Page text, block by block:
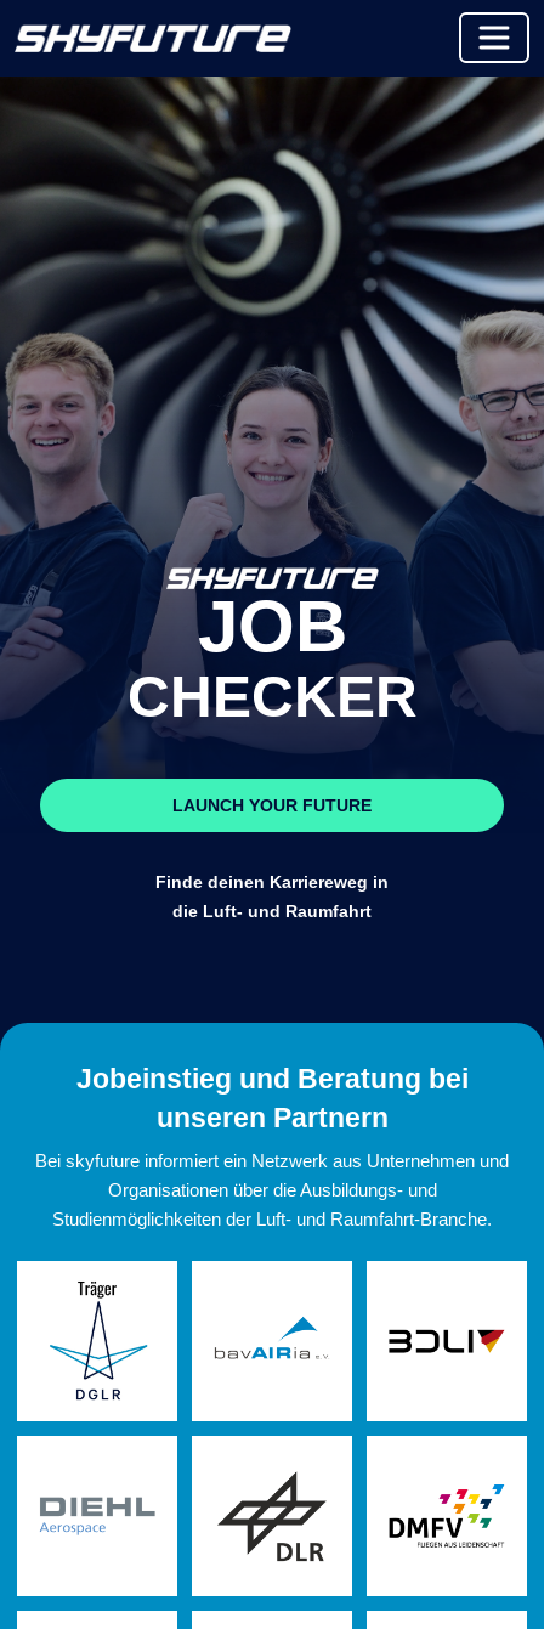
JOB
CHECKER
LAUNCH YOUR FUTURE
Finde deinen Karriereweg in
die Luft- und Raumfahrt
Jobeinstieg und Beratung bei
unseren Partnern
Bei skyfuture informiert ein Netzwerk aus Unternehmen und
Organisationen über die Ausbildungs- und
Studienmöglichkeiten der Luft- und Raumfahrt-Branche.